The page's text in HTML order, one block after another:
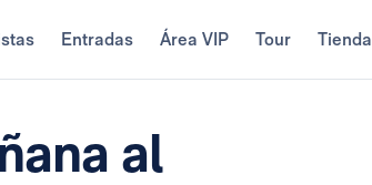
Entradas Área VIP Tour Tienda
al